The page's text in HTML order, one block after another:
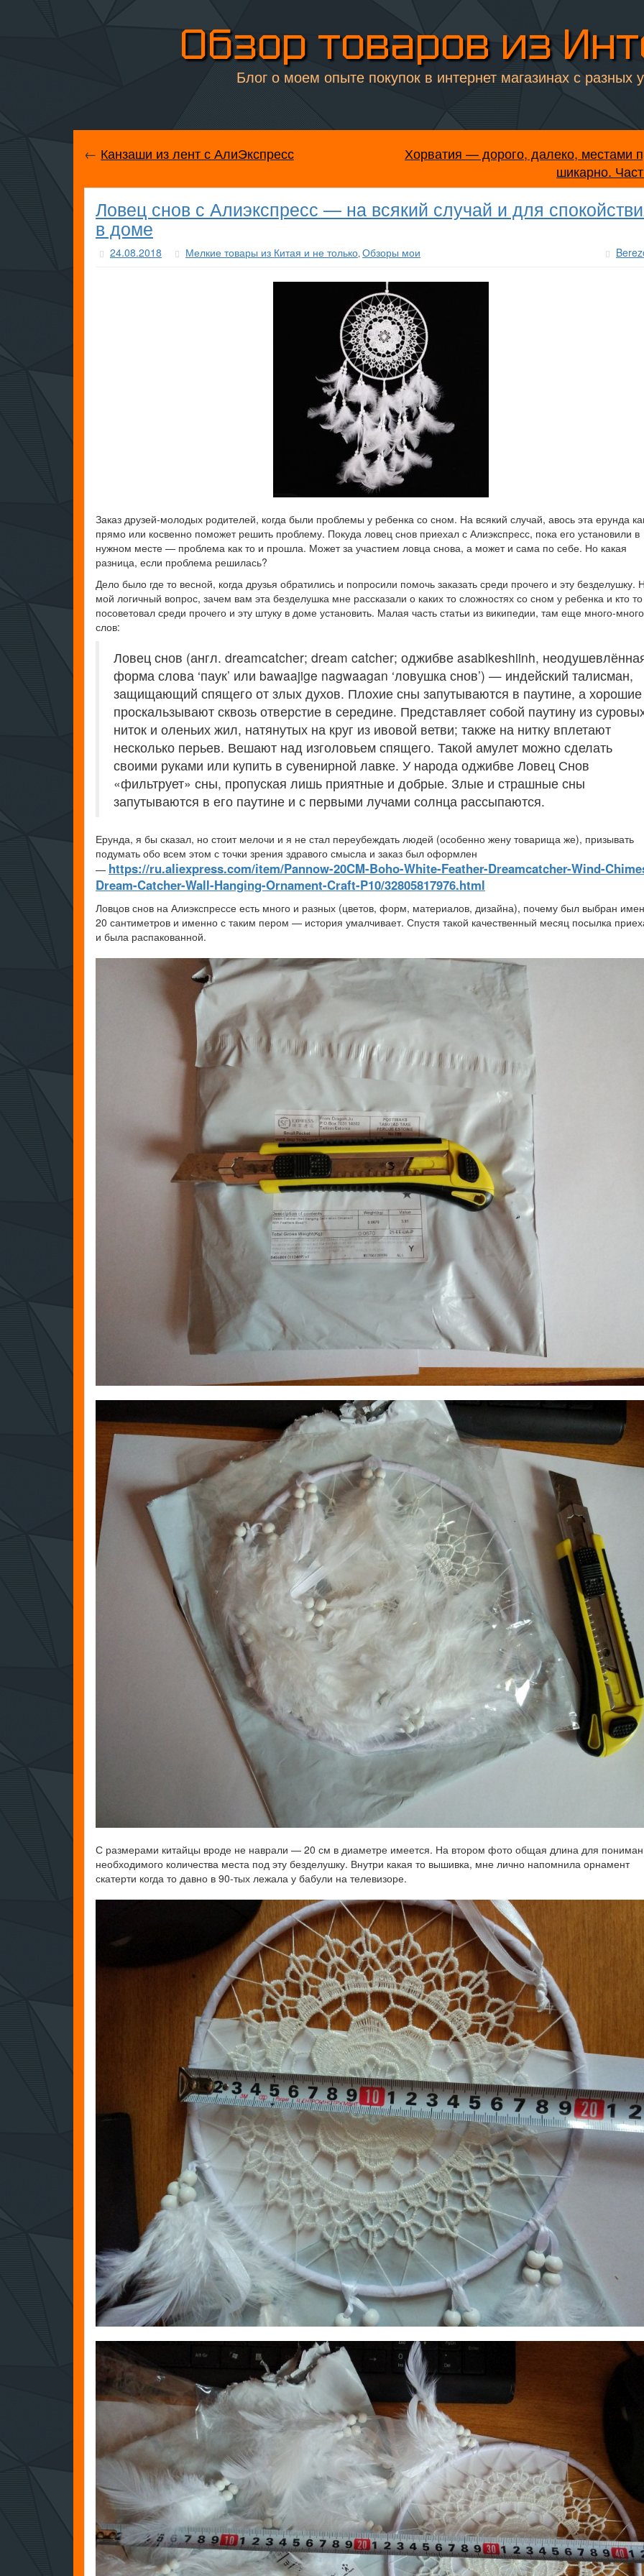
Обзор товаров из
Блог о моем опыте покупок в интернет магазинах с разных
← Канзаши из лент с АлиЭкспресс
Хорватия — дорого, далеко, местами
шикарно.
Ловец снов с Алиэкспресс — на всякий случай и для
в доме
24.08.2018 Мелкие товары из Китая и не только, Обзоры мои
Заказ друзей-молодых родителей, когда были проблемы у ребенка со сном. На всякий случай, авось эта ерунда
прямо или косвенно поможет решить проблему. Покуда ловец снов приехал с Алиэкспресс, пока его установили в
нужном месте — проблема как то и прошла. Может за участием ловца снова, а может и сама по себе. Но какая
разница, если проблема решилась?
Дело было где то весной, когда друзья обратились и попросили помочь заказать среди прочего и эту безделушку.
мой логичный вопрос, зачем вам эта безделушка мне рассказали о каких то сложностях со сном у ребенка и кто то
посоветовал среди прочего и эту штуку в доме установить. Малая часть статьи из википедии, там еще много-много
слов:
Ловец снов (англ. dreamcatcher; dream catcher; оджибве asabikeshiinh,
форма слова ‘паук’ или bawaajige nagwaagan ‘ловушка снов’) — индейский талисман,
защищающий спящего от злых духов. Плохие сны запутываются в паутине, а хорошие
проскальзывают сквозь отверстие в середине. Представляет собой паутину из
ниток и оленьих жил, натянутых на круг из ивовой ветви; также на нитку вплетают
несколько перьев. Вешают над изголовьем спящего. Такой амулет можно сделать
своими руками или купить в сувенирной лавке. У народа оджибве Ловец Снов
«фильтрует» сны, пропуская лишь приятные и добрые. Злые и страшные сны
запутываются в его паутине и с первыми лучами солнца рассыпаются.
Ерунда, я бы сказал, но стоит мелочи и я не стал переубеждать людей (особенно жену товарища же), призывать
подумать обо всем этом с точки зрения здравого смысла и заказ был оформлен
— https://ru.aliexpress.com/item/Pannow-20CM-Boho-White-Feather-Dreamcatcher-Wind-
Dream-Catcher-Wall-Hanging-Ornament-Craft-P10/32805817976.html
Ловцов снов на Алиэкспрессе есть много и разных (цветов, форм, материалов, дизайна), почему был выбран
20 сантиметров и именно с таким пером — история умалчивает. Спустя такой качественный месяц посылка
и была распакованной.
С размерами китайцы вроде не наврали — 20 см в диаметре имеется. На втором фото общая длина для
необходимого количества места под эту безделушку. Внутри какая то вышивка, мне лично напомнила орнамент
скатерти когда то давно в 90-тых лежала у бабули на телевизоре.